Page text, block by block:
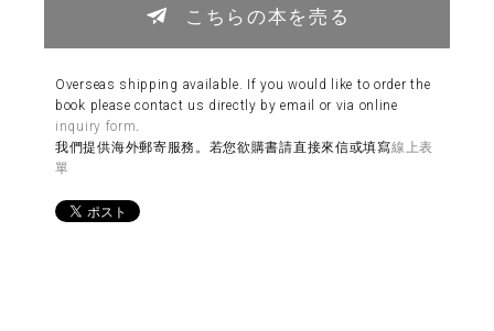
こちらの本を売る
Overseas shipping available. If you would like to order the
book please contact us directly by email or via online
inquiry form
我們提供海外郵寄服務。若您欲購書請直接來信或填寫線上表
單